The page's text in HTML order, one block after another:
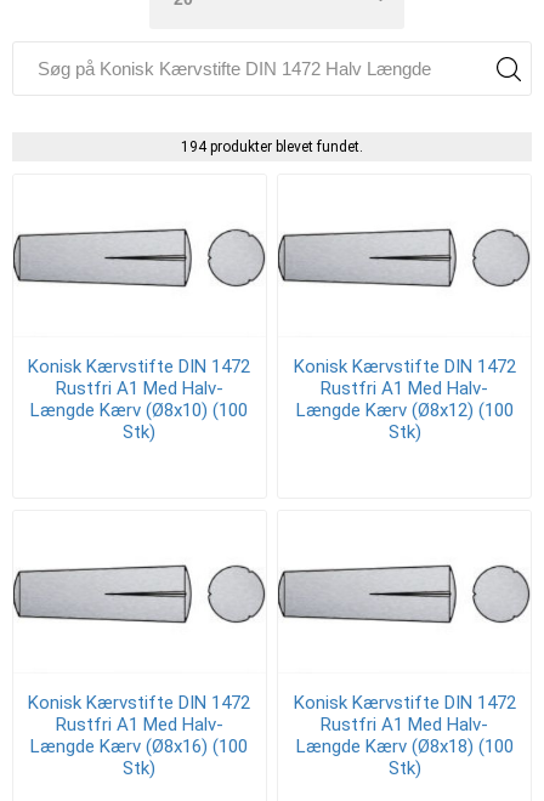
194 produkter blevet fundet.
Konisk Kærvstifte DIN 1472
Rustfri A1 Med Halv-
Længde Kærv (Ø8x10) (100
Stk)
Konisk Kærvstifte DIN 1472
Rustfri A1 Med Halv-
Længde Kærv (Ø8x12) (100
Stk)
Konisk Kærvstifte DIN 1472
Rustfri A1 Med Halv-
Længde Kærv (Ø8x16) (100
Stk)
Konisk Kærvstifte DIN 1472
Rustfri A1 Med Halv-
Længde Kærv (Ø8x18) (100
Stk)